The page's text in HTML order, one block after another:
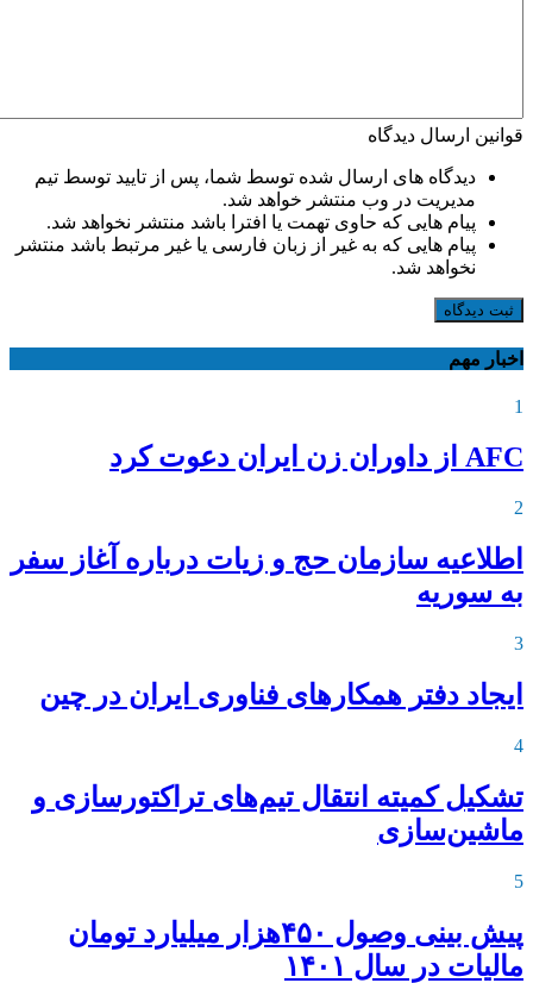
قوانین ارسال دیدگاه
دیدگاه های ارسال شده توسط شما، پس از تایید توسط تیم
مدیریت در وب منتشر خواهد شد.
پیام هایی که حاوی تهمت یا افترا باشد منتشر نخواهد شد.
پیام هایی که به غیر از زبان فارسی یا غیر مرتبط باشد منتشر
نخواهد شد.
ثبت دیدگاه
اخبار مهم
1
AFC از داوران زن ایران دعوت کرد
2
اطلاعیه‌ سازمان حج و زیات درباره آغاز سفر
به سوریه
3
ایجاد دفتر همکارهای فناوری ایران در چین
4
تشکیل کمیته انتقال تیم‌های تراکتورسازی و
ماشین‌سازی
5
پیش بینی وصول ۴۵۰هزار میلیارد تومان
مالیات در سال ۱۴۰۱